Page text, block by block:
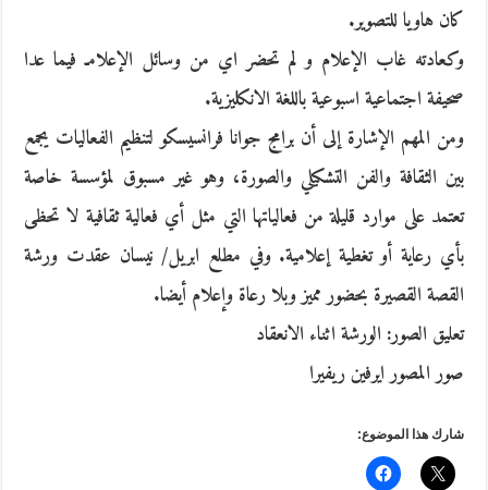
كان هاويا للتصوير.
وكعادته غاب الإعلام و لم تحضر اي من وسائل الإعلامـ فيما عدا
صحيفة اجتماعية اسبوعية باللغة الانكليزية.
ومن المهم الإشارة إلى أن برامج جوانا فرانسيسكو لتنظيم الفعاليات يجمع
بين الثقافة والفن التشكيلي والصورة، وهو غير مسبوق لمؤسسة خاصة
تعتمد على موارد قليلة من فعالياتها التي مثل أي فعالية ثقافية لا تحظى
بأي رعاية أو تغطية إعلامية. وفي مطلع ابريل/ نيسان عقدت ورشة
القصة القصيرة بحضور مميز وبلا رعاة وإعلام أيضا.
تعليق الصور: الورشة اثناء الانعقاد
صور المصور ايرفين ريفيرا
شارك هذا الموضوع: